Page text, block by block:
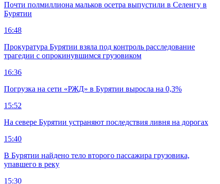
Почти полмиллиона мальков осетра выпустили в Селенгу в
Бурятии
16:48
Прокуратура Бурятии взяла под контроль расследование
трагедии с опрокинувшимся грузовиком
16:36
Погрузка на сети «РЖД» в Бурятии выросла на 0,3%
15:52
На севере Бурятии устраняют последствия ливня на дорогах
15:40
В Бурятии найдено тело второго пассажира грузовика,
упавшего в реку
15:30